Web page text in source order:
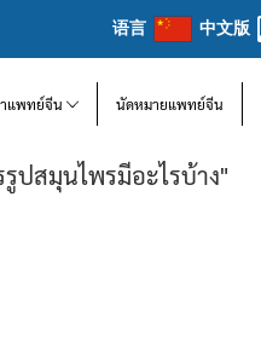
语言 中文版
แพทย์จีน นัดหมายแพทย์จีน
ปสมุนไพรมีอะไรบ้าง"